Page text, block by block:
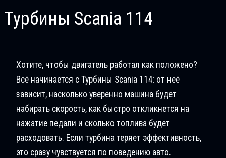
Турбины Scania 114
Хотите, чтобы двигатель работал как положено?
Всё начинается с Турбины Scania 114: от неё
зависит, насколько уверенно машина будет
набирать скорость, как быстро откликнется на
нажатие педали и сколько топлива будет
расходовать. Если турбина теряет эффективность,
это сразу чувствуется по поведению авто.